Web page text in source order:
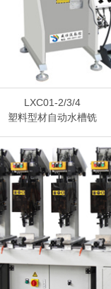
LXC01-2/3/4
塑料型材自动水槽铣